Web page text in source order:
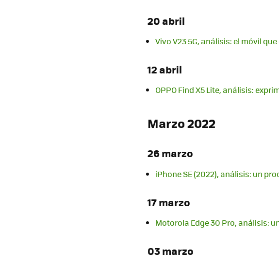
20 abril
Vivo V23 5G, análisis: el móvil
12 abril
OPPO Find X5 Lite, análisis:
Marzo 2022
26 marzo
iPhone SE (2022), análisis: un
17 marzo
Motorola Edge 30 Pro, análisis:
03 marzo